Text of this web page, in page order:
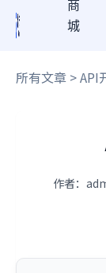
商
城
所有文章 >API
作者：